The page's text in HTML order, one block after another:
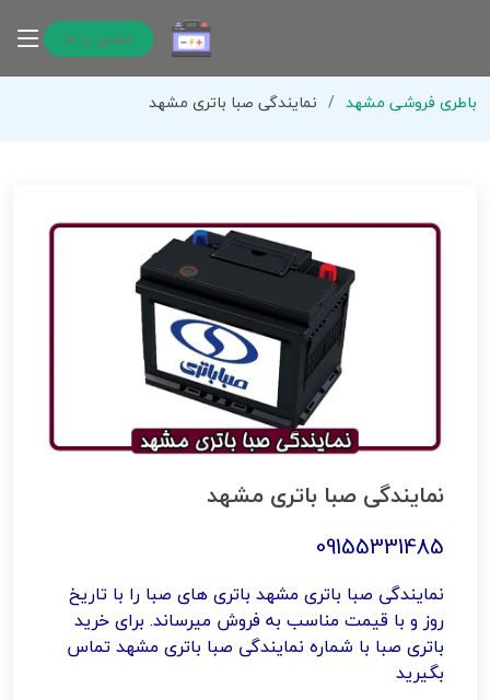
تماس با ما
باطری فروشی مشهد نمایندگی صبا باتری مشهد
نمایندگی صبا باتری مشهد
09155331485
نمایندگی صبا باتری مشهد باتری های صبا را با تاریخ
روز و با قیمت مناسب به فروش میرساند. برای خرید
باتری صبا با شماره نمایندگی صبا باتری مشهد تماس
بگیرید